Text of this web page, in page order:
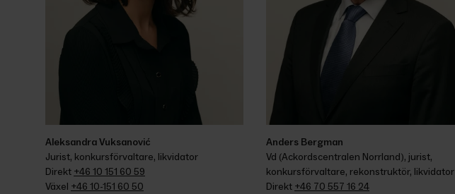
Aleksandra Vuksanović
Jurist, konkursförvaltare, likvidator
Direkt +46 10 151 60 59
Växel +46 10-151 60 50
Anders Bergman
Vd (Ackordscentralen Norrland), jurist,
konkursförvaltare, rekonstruktör, likvidator
Direkt +46 70 557 16 24